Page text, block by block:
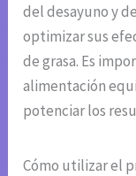
del desayuno y
optimizar sus
de grasa. Es
alimentación
potenciar los
Cómo utilizar el